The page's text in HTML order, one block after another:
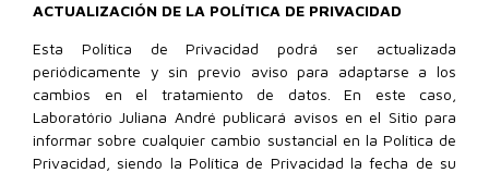
ACTUALIZACIÓN DE LA POLÍTICA DE PRIVACIDAD
Esta Política de Privacidad podrá ser actualizada
periódicamente y sin previo aviso para adaptarse a los
cambios en el tratamiento de datos. En este caso,
Laboratório Juliana André publicará avisos en el Sitio para
informar sobre cualquier cambio sustancial en la Política de
Privacidad, siendo la Política de Privacidad la fecha de su